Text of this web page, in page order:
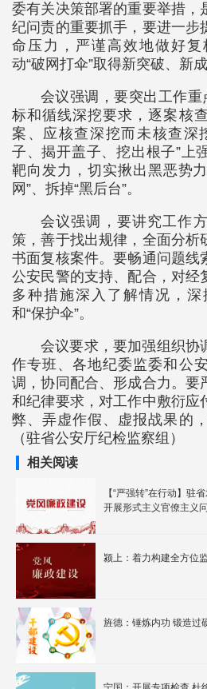
委有关决策部署的重要举措，
纪问责的重要抓手，要进一步
命压力，严谨高效地做好
动“破网打伞”取得新突破、新成
会议强调，要突出工作重
标和循线深挖要求，逐案核
案、应核查深挖而未核查深
子、揭开盖子、挖出根子”上
靶向发力，切实揪出黑恶势
网”、拆掉“黑后台”。
会议强调，要讲究工作
策，善于找出规律，全面分析
书面复核案件。要畅通问题线
公安民警的支持、配合，对经
多种措施深入了解情况，
和“保护伞”。
会议要求，要加强组织协
作专班、各地纪委监委和公
调，协同配合、形成合力。要
和纪律要求，对工作中敷衍应
弊、弄虚作假、虚报战果的
（驻省公安厅纪检监察组）
相关阅读
【“严强转”在行动】驻
开展形式主义官僚主义
颍上：着力构建全方位
旌德：锤炼内功 锻造过